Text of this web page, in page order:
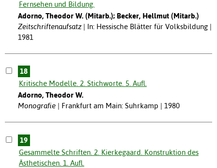
Fernsehen und Bildung.
Adorno, Theodor W. (Mitarb.); Becker, Hellmut (Mitarb.)
Zeitschriftenaufsatz
In: Hessische Blätter für Volksbildung |
1981
18
Kritische Modelle. 2. Stichworte. 5. Aufl.
Adorno, Theodor W.
Monografie
Frankfurt am Main: Suhrkamp | 1980
19
Gesammelte Schriften. 2. Kierkegaard. Konstruktion des
Ästhetischen. 1. Aufl.